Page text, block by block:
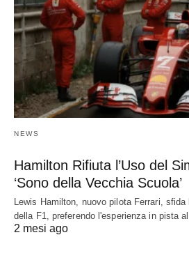
NEWS
Hamilton Rifiuta l’Uso del
‘Sono della Vecchia Scuola’
Lewis Hamilton, nuovo pilota Ferrari,
della F1, preferendo l'esperienza in pista
2 mesi ago